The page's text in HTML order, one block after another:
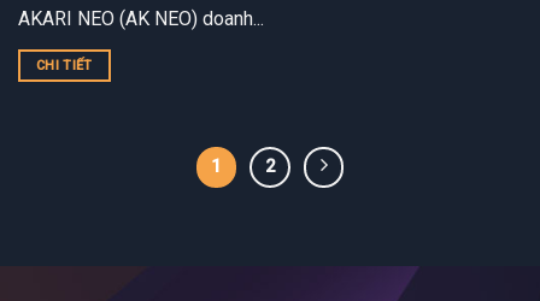
AKARI NEO (AK NEO) doanh...
CHI TIẾT
1 2